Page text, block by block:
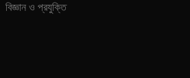
বিজ্ঞান ও প্রযুক্তি